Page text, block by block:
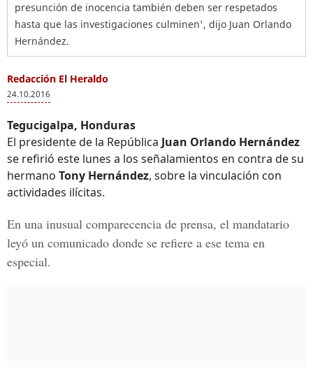
presunción de inocencia también deben ser respetados
hasta que las investigaciones culminen', dijo Juan Orlando
Hernández.
Redacción El Heraldo
24.10.2016
Tegucigalpa, Honduras
El presidente de la República Juan Orlando Hernández
se refirió este lunes a los señalamientos en contra de su
hermano Tony Hernández, sobre la vinculación con
actividades ilícitas.
En una inusual comparecencia de prensa, el mandatario
leyó un comunicado donde se refiere a ese tema en
especial.